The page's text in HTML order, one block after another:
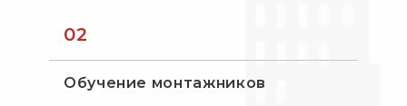
02
Обучение монтажников